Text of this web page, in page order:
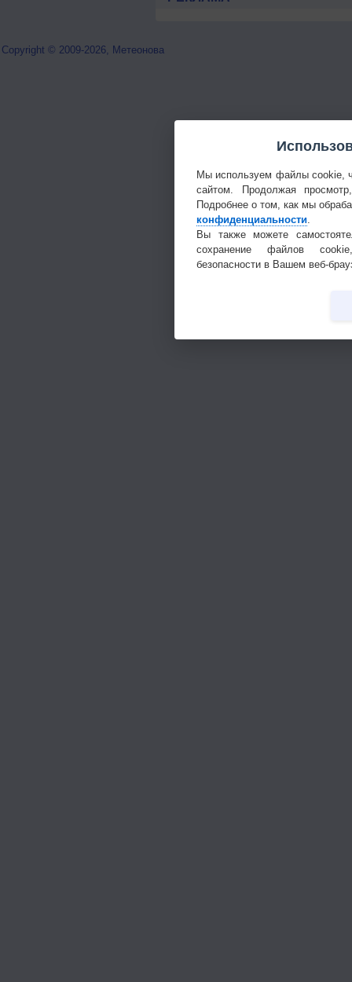
Copyright © 2009-2026, Метеонова
Мы используем файлы cookie,
сайтом. Продолжая
Подробнее о том, как мы
конфиденциальности.
Вы также можете
сохранение файлов
безопасности в Вашем веб-